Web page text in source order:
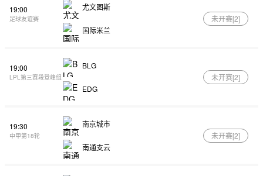
19:00
足球友谊赛
尤文图斯
国际米兰
未开赛[2]
19:00
LPL第三赛段登峰组
BLG
EDG
未开赛[2]
19:30
中甲第18轮
南京城市
南通支云
未开赛[2]